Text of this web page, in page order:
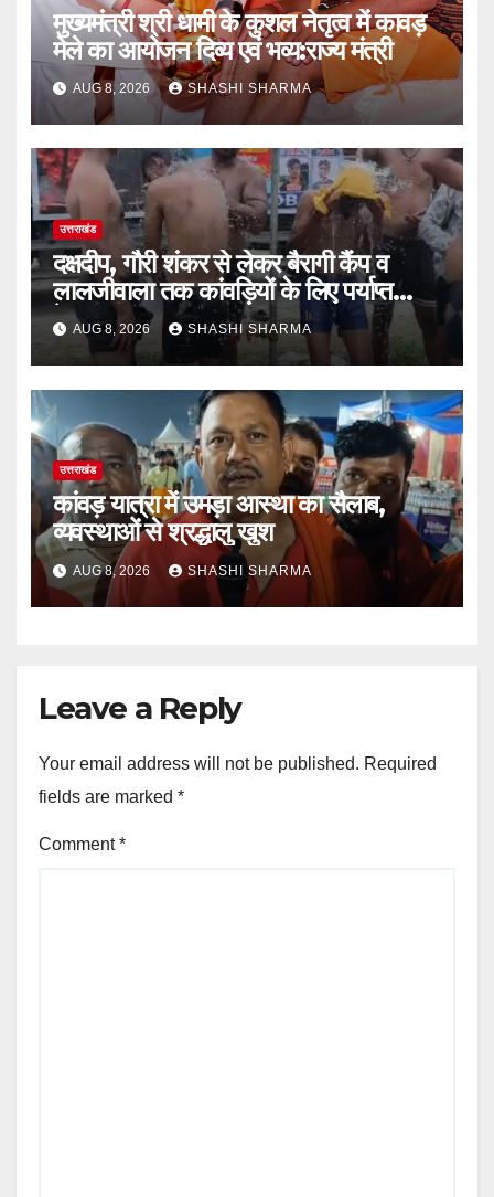
मुख्यमंत्री श्री धामी के कुशल नेतृत्व में कावड़
मेले का आयोजन दिव्य एवं भव्य:राज्य मंत्री
AUG 8, 2026 SHASHI SHARMA
उत्तराखंड
दक्षदीप, गौरी शंकर से लेकर बैरागी कैंप व
लालजीवाला तक कांवड़ियों के लिए पर्याप्त
पेयजल व्यवस्था
AUG 8, 2026 SHASHI SHARMA
उत्तराखंड
कांवड़ यात्रा में उमड़ा आस्था का सैलाब,
व्यवस्थाओं से श्रद्धालु खुश
AUG 8, 2026 SHASHI SHARMA
Leave a Reply
Your email address will not be published. Required
fields are marked *
Comment*